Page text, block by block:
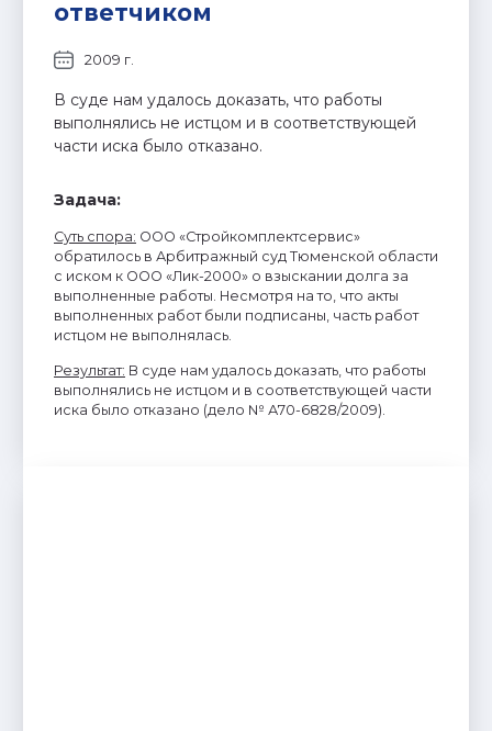
ответчиком
В суде нам удалось доказать, что работы
выполнялись не истцом и в соответствующей
части иска было отказано.
2009 г.
Задача:
Суть спора: ООО «Стройкомплектсервис»
обратилось в Арбитражный суд Тюменской области
с иском к ООО «Лик-2000» о взыскании долга за
выполненные работы. Несмотря на то, что акты
выполненных работ были подписаны, часть работ
истцом не выполнялась.
Результат: В суде нам удалось доказать, что работы
выполнялись не истцом и в соответствующей части
иска было отказано (дело № А70-6828/2009).